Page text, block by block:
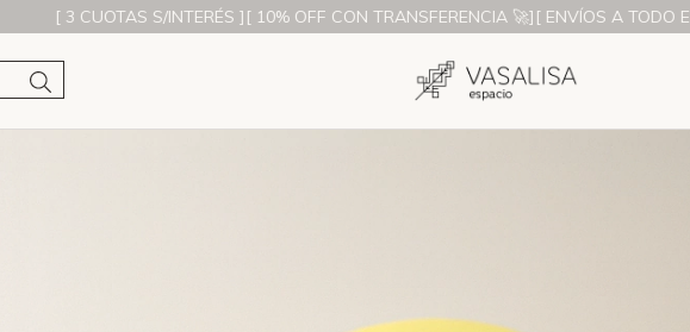
[ 3 CUOTAS S/INTERÉS ][ 10% OFF CON TRANSFERENCIA 🚀][ ENVÍOS A TODO EL PAÍS ]